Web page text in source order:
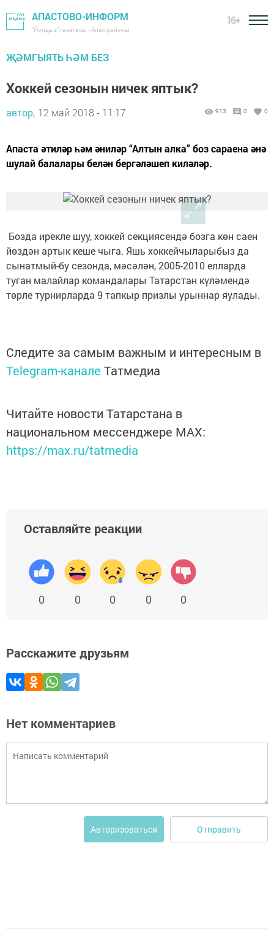
АПАСТОВО-ИНФОРМ
"Йолдыз" газетасы - Апас районы
16+
ҖӘМГЫЯТЬ ҺӘМ БЕЗ
Хоккей сезонын ничек яптык?
автор, 12 май 2018 - 11:17 913 0 0
Апаста әтиләр һәм әниләр “Алтын алка” боз сараена әнә
шулай балалары белән бергәләшеп киләләр.
Бозда ирекле шуу, хоккей секциясендә бозга көн саен
йөздән артык кеше чыга. Яшь хоккейчыларыбыз да
сынатмый-бу сезонда, мәсәлән, 2005-2010 елларда
туган малайлар командалары Татарстан күләмендә
төрле турнирларда 9 тапкыр призлы урыннар яулады.
Следите за самым важным и интересным в
Telegram-канале Татмедиа
Читайте новости Татарстана в
национальном мессенджере MАХ:
https://max.ru/tatmedia
Оставляйте реакции
0 0 0 0 0
Расскажите друзьям
Нет комментариев
Авторизоваться Отправить